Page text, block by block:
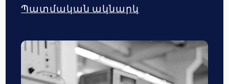
Պատմական ակնարկ